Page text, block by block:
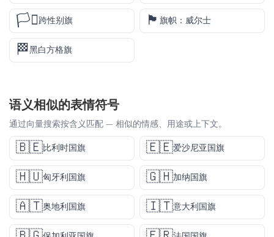
🏳️‍⚧️跨性别旗 🏴󠁧󠁢󠁷󠁬󠁳󠁿 旗帜：威尔士
🏁黑白方格旗
语义相似的表情符号
通过向量搜索按含义匹配 — 相似的情感、用途或上下文。
🇧🇪比利时国旗 🇪🇪爱沙尼亚国旗
🇭🇺匈牙利国旗 🇬🇭加纳国旗
🇦🇹奥地利国旗 🇮🇹意大利国旗